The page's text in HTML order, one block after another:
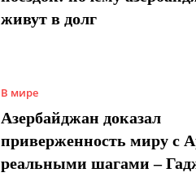
живут в долг
В мире
Азербайджан доказал
приверженность миру с
реальными шагами –